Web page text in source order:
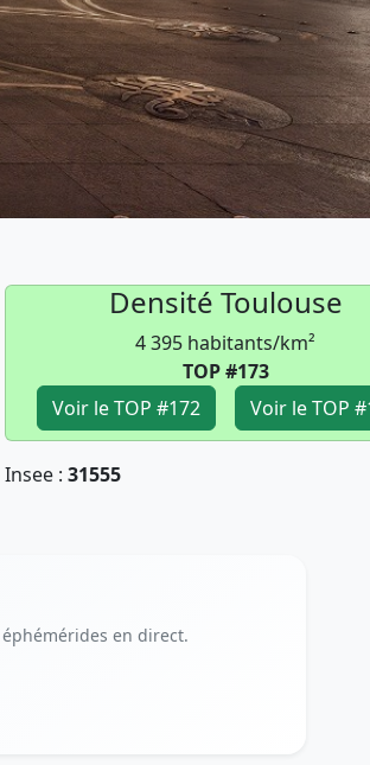
Densité Toulouse
4 395 habitants/km²
TOP #173
Voir le TOP #172
Voir le TOP
Insee : 31555
en direct.